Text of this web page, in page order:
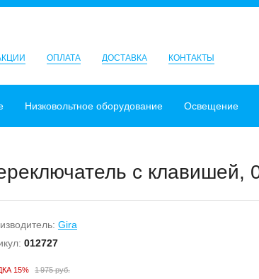
ОПЛАТА ДОСТАВКА КОНТАКТЫ
Низковольтное оборудование Освещение
с клавишей,
Gira
012727
15% 1 975 руб.